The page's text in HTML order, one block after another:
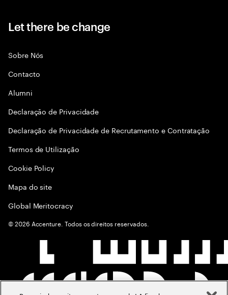
Let there be change
Sobre Nós
Contacto
Alumni
Declaraçāo de Privacidade
Declaração de Privacidade de Recrutamento e Contratação
Termos de Utilização
Cookie Policy
Mapa do site
Global Meritocracy
©2026 Accenture. Todos os direitos reservados.